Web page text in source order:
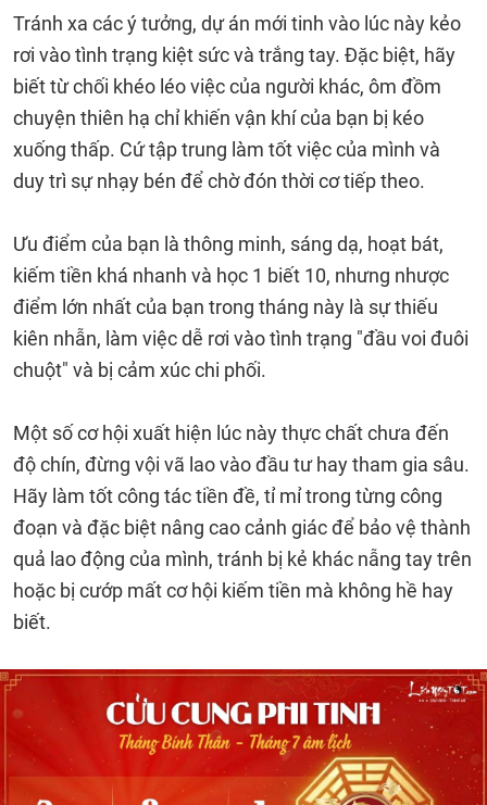
Tránh xa các ý tưởng, dự án mới tinh vào lúc này kẻo
rơi vào tình trạng kiệt sức và trắng tay. Đặc biệt, hãy
biết từ chối khéo léo việc của người khác, ôm đồm
chuyện thiên hạ chỉ khiến vận khí của bạn bị kéo
xuống thấp. Cứ tập trung làm tốt việc của mình và
duy trì sự nhạy bén để chờ đón thời cơ tiếp theo.
Ưu điểm của bạn là thông minh, sáng dạ, hoạt bát,
kiếm tiền khá nhanh và học 1 biết 10, nhưng nhược
điểm lớn nhất của bạn trong tháng này là sự thiếu
kiên nhẫn, làm việc dễ rơi vào tình trạng "đầu voi đuôi
chuột" và bị cảm xúc chi phối.
Một số cơ hội xuất hiện lúc này thực chất chưa đến
độ chín, đừng vội vã lao vào đầu tư hay tham gia sâu.
Hãy làm tốt công tác tiền đề, tỉ mỉ trong từng công
đoạn và đặc biệt nâng cao cảnh giác để bảo vệ thành
quả lao động của mình, tránh bị kẻ khác nẫng tay trên
hoặc bị cướp mất cơ hội kiếm tiền mà không hề hay
biết.